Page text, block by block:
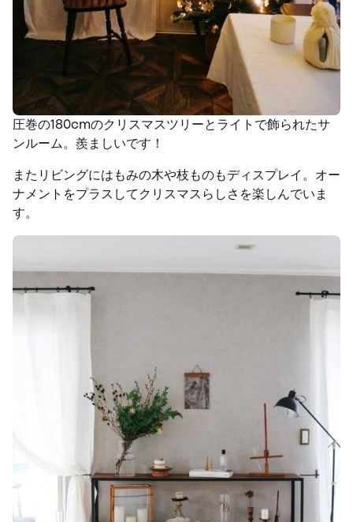
圧巻の180cmのクリスマスツリーとライトで飾られたサ
ンルーム。羨ましいです！
またリビングにはもみの木や枝ものもディスプレイ。 オー
ナメントをプラスしてクリスマスらしさを楽しんでいま
す。